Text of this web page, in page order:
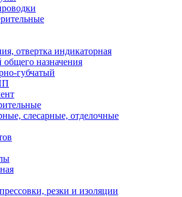
отвертка индикаторная
назначения
губчатый
слесарные, отделочные
резки и изоляции